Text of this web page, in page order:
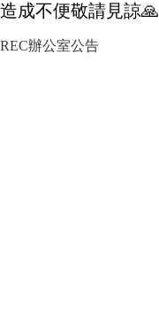
造成不便敬請見諒🙏
REC辦公室公告